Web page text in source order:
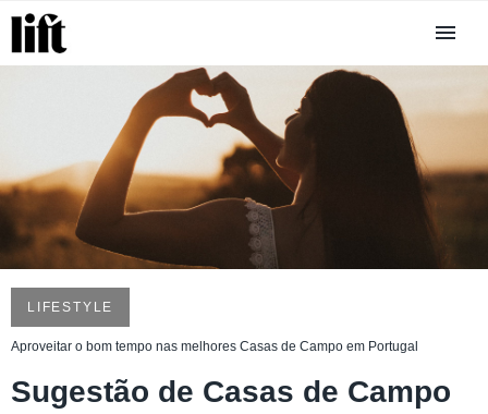
LIFESTYLE
Aproveitar o bom tempo nas melhores Casas de Campo em Portugal
Sugestão de Casas de Campo